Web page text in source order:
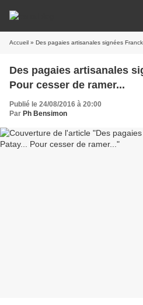
Accueil » Des pagaies artisanales signées
Des pagaies artisanales
Pour cesser de ramer...
Publié le 24/08/2016 à 20:00
Par Ph Bensimon